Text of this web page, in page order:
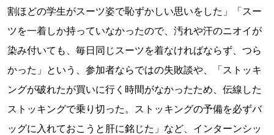
割ほどの学生がスーツ姿で恥ずかしい思いをした」「スー
ツを一着しか持っていなかったので、汚れや汗のニオイが
染み付いても、毎日同じスーツを着なければならず、つら
かった」という、参加者ならではの失敗談や、「ストッキ
ングが破れたが買いに行く時間がなかったため、伝線した
ストッキングで乗り切った。ストッキングの予備を必ずバ
ッグに入れておこうと肝に銘じた」など、インターンシッ